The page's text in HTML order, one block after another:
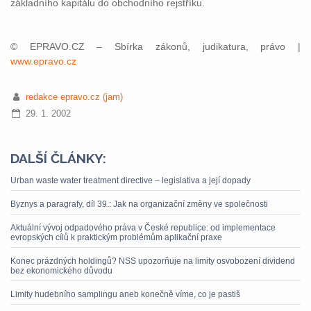
základního kapitálu do obchodního rejstříku.
© EPRAVO.CZ – Sbírka zákonů, judikatura, právo |
www.epravo.cz
redakce epravo.cz (jam)
29. 1. 2002
DALŠÍ ČLÁNKY:
Urban waste water treatment directive – legislativa a její dopady
Byznys a paragrafy, díl 39.: Jak na organizační změny ve společnosti
Aktuální vývoj odpadového práva v České republice: od implementace
evropských cílů k praktickým problémům aplikační praxe
Konec prázdných holdingů? NSS upozorňuje na limity osvobození dividend
bez ekonomického důvodu
Limity hudebního samplingu aneb konečně víme, co je pastiš